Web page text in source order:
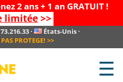
2 ans + 1 an GRATUIT !
limitée>>
· États-Unis·
PROTEGE! >>
☰